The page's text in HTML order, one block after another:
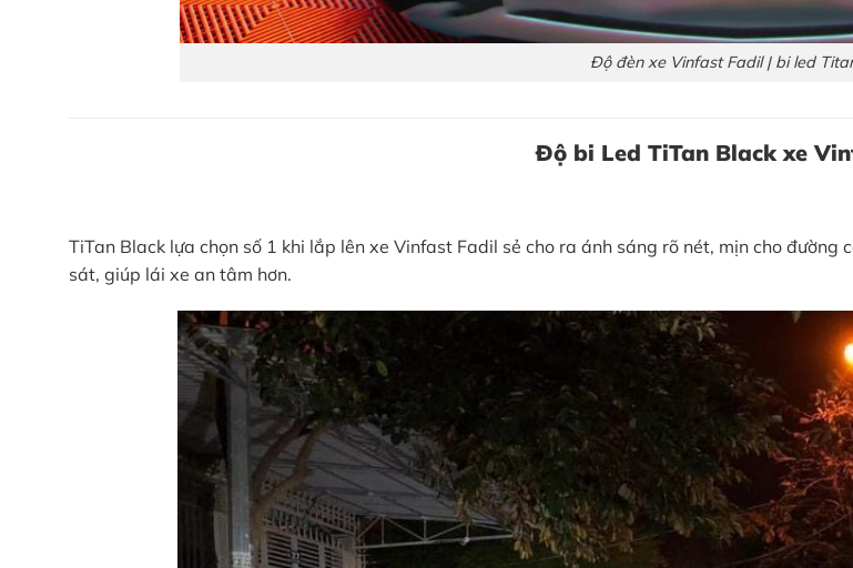
Độ đèn xe Vinfast Fadil | bi led
Độ bi Led TiTan Black xe
TiTan Black lựa chọn số 1 khi lắp lên xe Vinfast Fadil sẻ cho ra ánh sáng rõ nét, mịn cho
sát, giúp lái xe an tâm hơn.